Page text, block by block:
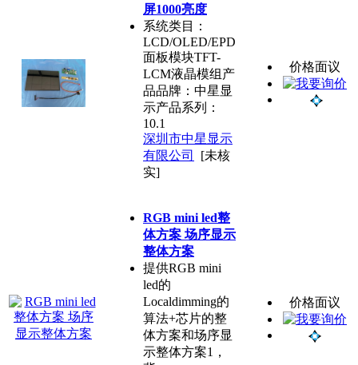
屏1000亮度
系统类目：
LCD/OLED/EPD
面板模块TFT-
LCM液晶模组产
品品牌：中星显
示产品系列：
10.1
深圳市中星显示
有限公司
[未核
实]
价格面议
RGB mini led整
体方案 场序显示
整体方案
提供RGB mini
led的
Localdimming的
算法+芯片的整
体方案和场序显
示整体方案1，
价格面议